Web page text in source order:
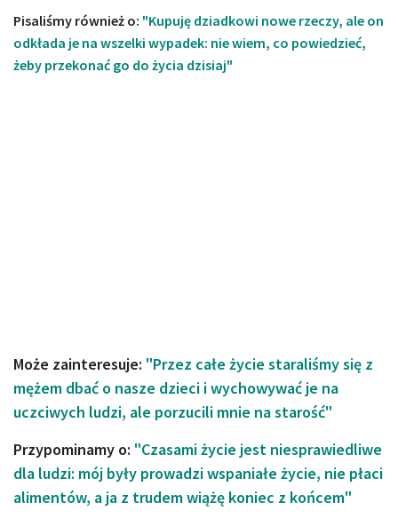
Pisaliśmy również o: "Kupuję dziadkowi nowe rzeczy, ale on
odkłada je na wszelki wypadek: nie wiem, co powiedzieć,
żeby przekonać go do życia dzisiaj"
Może zainteresuje: "Przez całe życie staraliśmy się z
mężem dbać o nasze dzieci i wychowywać je na
uczciwych ludzi, ale porzucili mnie na starość"
Przypominamy o: "Czasami życie jest niesprawiedliwe
dla ludzi: mój były prowadzi wspaniałe życie, nie płaci
alimentów, a ja z trudem wiążę koniec z końcem"